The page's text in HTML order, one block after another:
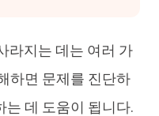
라지는 데는 여러 가
하면 문제를 진단하
는 데 도움이 됩니다.